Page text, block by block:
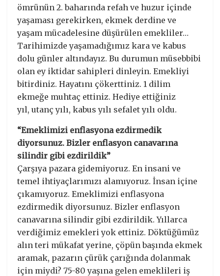
ömrünün 2. baharında refah ve huzur içinde
yaşaması gerekirken, ekmek derdine ve
yaşam mücadelesine düşürülen emekliler…
Tarihimizde yaşamadığımız kara ve kabus
dolu günler altındayız. Bu durumun müsebbibi
olan ey iktidar sahipleri dinleyin. Emekliyi
bitirdiniz. Hayatını çökerttiniz. 1 dilim
ekmeğe muhtaç ettiniz. Hediye ettiğiniz
yıl, utanç yılı, kabus yılı sefalet yılı oldu.
“Emeklimizi enflasyona ezdirmedik
diyorsunuz. Bizler enflasyon canavarına
silindir gibi ezdirildik”
Çarşıya pazara gidemiyoruz. En insani ve
temel ihtiyaçlarımızı alamıyoruz. İnsan içine
çıkamıyoruz. Emeklimizi enflasyona
ezdirmedik diyorsunuz. Bizler enflasyon
canavarına silindir gibi ezdirildik. Yıllarca
verdiğimiz emekleri yok ettiniz. Döktüğümüz
alın teri mükafat yerine, çöpün başında ekmek
aramak, pazarın çürük çarığında dolanmak
için miydi? 75-80 yaşına gelen emeklileri iş